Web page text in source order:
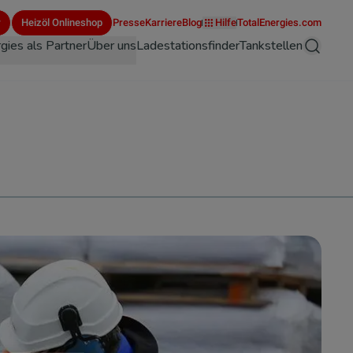
als PartnerÜber unsLadestationsfinderTankstellen Suche
Heizöl Onlineshop PresseKarriereBlog HilfeTotalEnergies.com